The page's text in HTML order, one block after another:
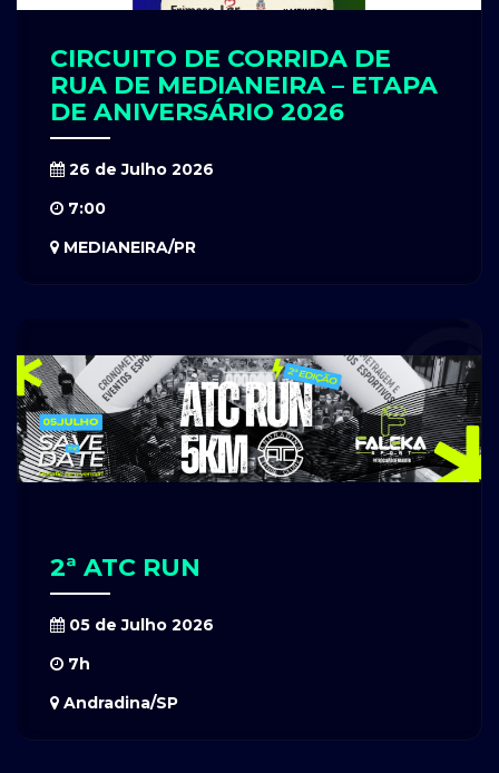
CIRCUITO DE CORRIDA DE
RUA DE MEDIANEIRA – ETAPA
DE ANIVERSÁRIO 2026
26 de Julho 2026
7:00
MEDIANEIRA/PR
2ª ATC RUN
05 de Julho 2026
7h
Andradina/SP